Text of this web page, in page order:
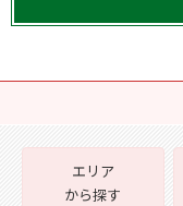
エリア
から探す